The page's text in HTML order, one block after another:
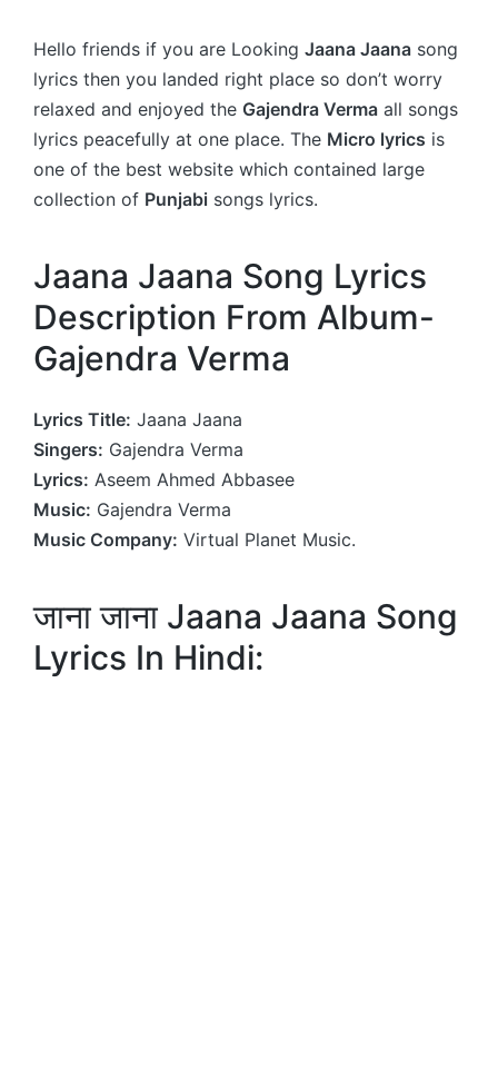
Hello friends if you are Looking Jaana Jaana song
lyrics then you landed right place so don’t worry
relaxed and enjoyed the Gajendra Verma all songs
lyrics peacefully at one place. The Micro lyrics is
one of the best website which contained large
collection of Punjabi songs lyrics.
Jaana Jaana Song Lyrics
Description From Album-
Gajendra Verma
Lyrics Title: Jaana Jaana
Singers: Gajendra Verma
Lyrics: Aseem Ahmed Abbasee
Music: Gajendra Verma
Music Company: Virtual Planet Music.
जाना जाना Jaana Jaana Song
Lyrics In Hindi: